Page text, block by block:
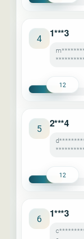
4 1***3
12
5 2***4
12
6 1***3